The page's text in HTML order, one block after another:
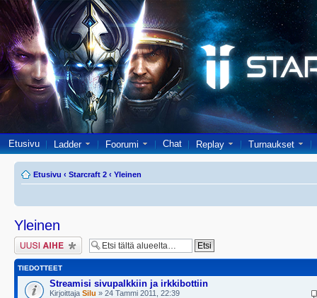
Etusivu Ladder Foorumi Chat Replay Turnaukset
Etusivu ‹ Starcraft 2 ‹ Yleinen
Yleinen
Lähetä uusi viesti
TIEDOTTEET
Streamisi sivupalkkiin ja irkkibottiin
Kirjoittaja Silu » 24 Tammi 2011, 22:39